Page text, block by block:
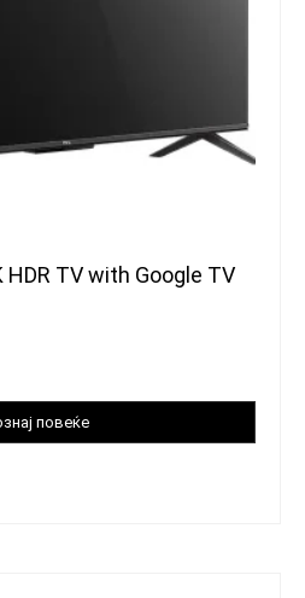
HDR TV with Google TV